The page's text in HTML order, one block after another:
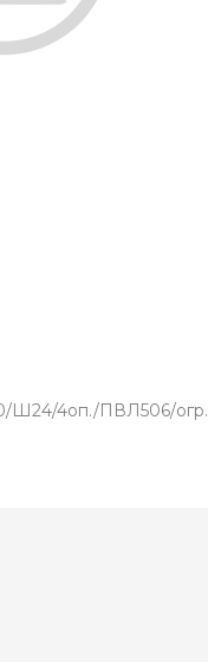
4оп./ПВЛ506/